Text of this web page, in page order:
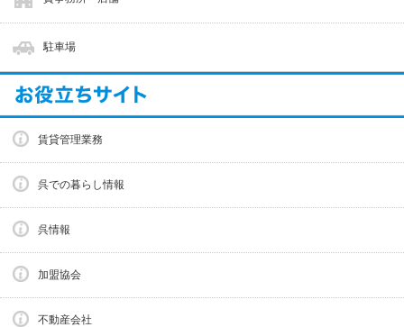
駐車場
賃貸管理業務
呉での暮らし情報
呉情報
加盟協会
不動産会社